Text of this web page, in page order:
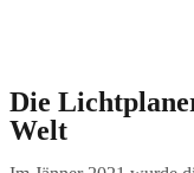
Die
Welt